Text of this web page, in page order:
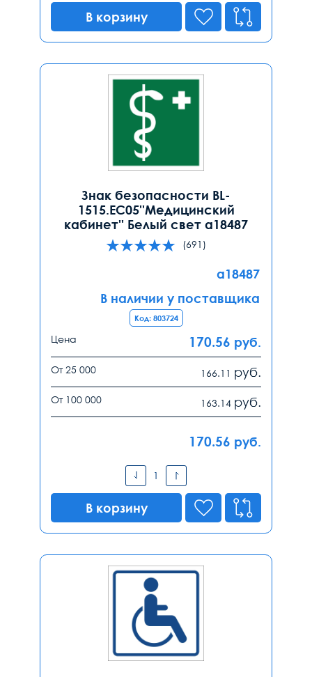
В корзину
Знак безопасности BL-
1515.EC05''Медицинский
кабинет'' Белый свет a18487
(691)
a18487
В наличии у поставщика
Код: 803724
Цена 170.56 руб.
От 25 000 166.11 руб.
От 100 000 163.14 руб.
170.56 руб.
В корзину